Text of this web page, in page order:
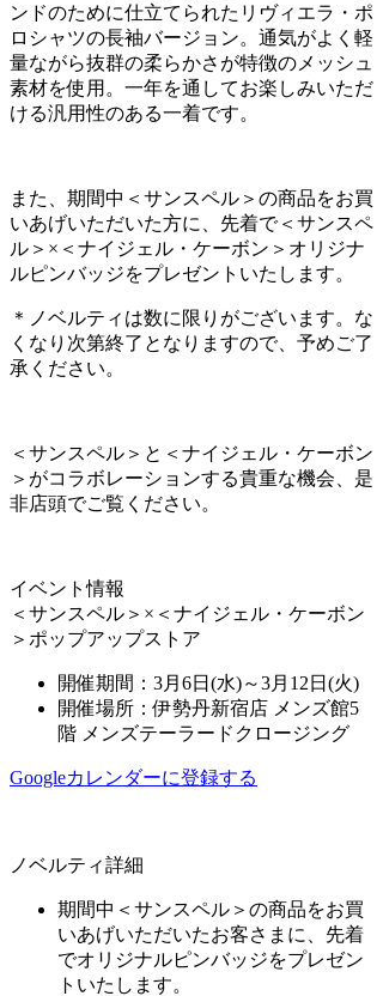
ンドのために仕立てられたリヴィエラ・ポ
ロシャツの長袖バージョン。通気がよく軽
量ながら抜群の柔らかさが特徴のメッシュ
素材を使用。一年を通してお楽しみいただ
ける汎用性のある一着です。
また、期間中＜サンスペル＞の商品をお買
いあげいただいた方に、先着で＜サンスペ
ル＞×＜ナイジェル・ケーボン＞オリジナ
ルピンバッジをプレゼントいたします。
＊ノベルティは数に限りがございます。な
くなり次第終了となりますので、予めご了
承ください。
＜サンスペル＞と＜ナイジェル・ケーボン
＞がコラボレーションする貴重な機会、是
非店頭でご覧ください。
イベント情報
＜サンスペル＞×＜ナイジェル・ケーボン
＞ポップアップストア
開催期間：3月6日(水)～3月12日(火)
開催場所：伊勢丹新宿店 メンズ館5
階 メンズテーラードクロージング
Googleカレンダーに登録する
ノベルティ詳細
期間中＜サンスペル＞の商品をお買
いあげいただいたお客さまに、先着
でオリジナルピンバッジをプレゼン
トいたします。